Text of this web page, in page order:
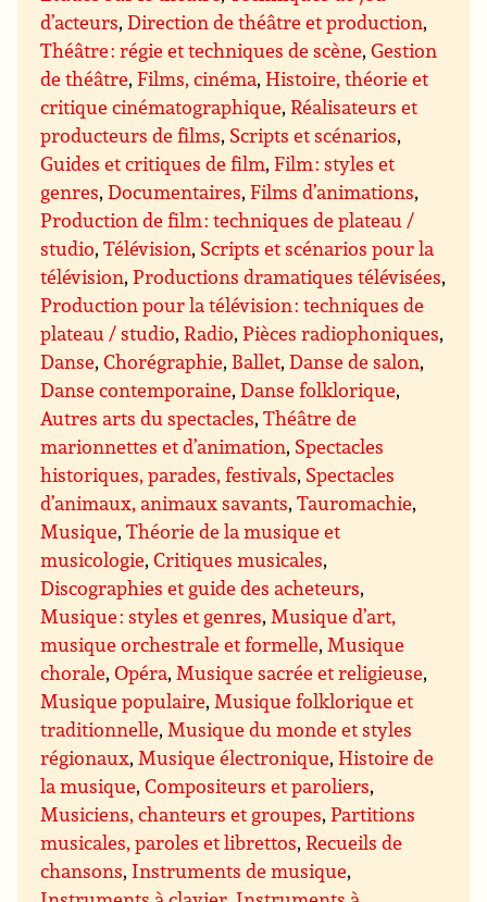
d’acteurs,Direction de théâtre et production,
Théâtre : régie et techniques de scène,Gestion
de théâtre,Films, cinéma,Histoire, théorie et
critique cinématographique,Réalisateurs et
producteurs de films, Scripts et scénarios,
Guides et critiques de film,Film : styles et
genres,Documentaires,Films d’animations,
Production de film : techniques de plateau /
studio,Télévision, Scripts et scénarios pour la
télévision,Productions dramatiques télévisées,
Production pour la télévision : techniques de
plateau / studio,Radio,Pièces radiophoniques,
Danse,Chorégraphie, Ballet,Danse de salon,
Danse contemporaine,Danse folklorique,
Autres arts du spectacles,Théâtre de
marionnettes et d’animation, Spectacles
historiques, parades, festivals, Spectacles
d’animaux, animaux savants,Tauromachie,
Musique,Théorie de la musique et
musicologie,Critiques musicales,
Discographies et guide des acheteurs,
Musique : styles et genres,Musique d’art,
musique orchestrale et formelle,Musique
chorale,Opéra,Musique sacrée et religieuse,
Musique populaire,Musique folklorique et
traditionnelle,Musique du monde et styles
régionaux,Musique électronique,Histoire de
la musique,Compositeurs et paroliers,
Musiciens, chanteurs et groupes,Partitions
musicales, paroles et librettos,Recueils de
chansons, Instruments de musique,